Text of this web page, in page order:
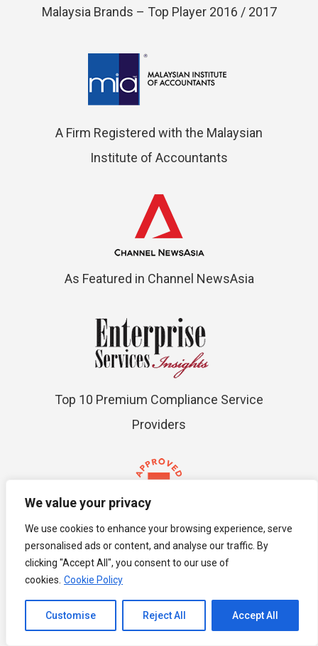
We value your privacy
We use cookies to enhance your browsing experience, serve
personalised ads or content, and analyse our traffic. By
clicking "Accept All", you consent to our use of
cookies. Cookie Policy
Customise Reject All Accept All
Malaysia Brands – Top Player 2016 / 2017
A Firm Registered with the Malaysian
Institute of Accountants
As Featured in Channel NewsAsia
Top 10 Premium Compliance Service
Providers
ACCA Approved
Channel to Contact
Open chaty